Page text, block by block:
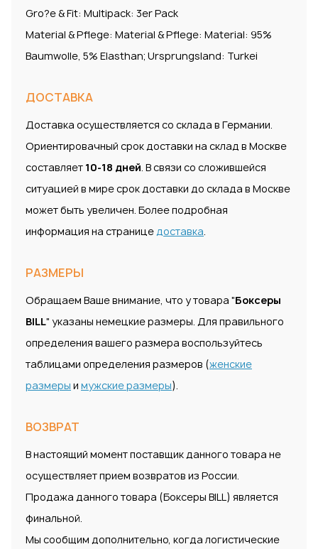
Gro?e & Fit: Multipack: 3er Pack
Material & Pflege: Material & Pflege: Material: 95%
Baumwolle, 5% Elasthan; Ursprungsland: Turkei
ДОСТАВКА
Доставка осуществляется со склада в Германии.
Ориентировачный срок доставки на склад в Москве
составляет 10-18 дней. В связи со сложившейся
ситуацией в мире срок доставки до склада в Москве
может быть увеличен. Более подробная
информация на страницедоставка.
РАЗМЕРЫ
Обращаем Ваше внимание, что у товара "Боксеры
BILL" указаны немецкие размеры. Для правильного
определения вашего размера воспользуйтесь
таблицами определения размеров (женские
размеры и мужские размеры).
ВОЗВРАТ
В настоящий момент поставщик данного товара не
осуществляет прием возвратов из России.
Продажа данного товара (Боксеры BILL) является
финальной.
Мы сообщим дополнительно, когда логистические